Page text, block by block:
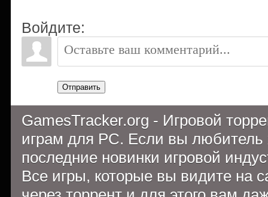
Войдите:
Отправить
GamesTracker.org - Игровой
играм для PC. Если вы
последние новинки игровой
Все игры, которые вы видите на